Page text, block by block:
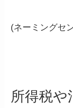
(ネーミングセ
所得税や